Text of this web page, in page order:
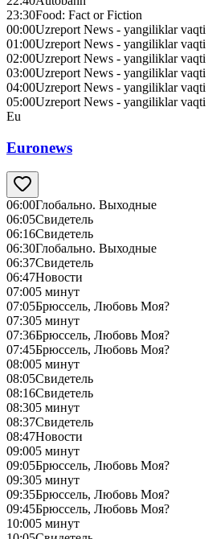
23:30Food: Fact or Fiction
00:00Uzreport News - yangiliklar vaqti
01:00Uzreport News - yangiliklar vaqti
02:00Uzreport News - yangiliklar vaqti
03:00Uzreport News - yangiliklar vaqti
04:00Uzreport News - yangiliklar vaqti
05:00Uzreport News - yangiliklar vaqti
Eu
Euronews
06:00Глобально. Выходные
06:05Свидетель
06:16Свидетель
06:30Глобально. Выходные
06:37Свидетель
06:47Новости
07:005 минут
07:05Брюссель, Любовь Моя?
07:305 минут
07:36Брюссель, Любовь Моя?
07:45Брюссель, Любовь Моя?
08:005 минут
08:05Свидетель
08:16Свидетель
08:305 минут
08:37Свидетель
08:47Новости
09:005 минут
09:05Брюссель, Любовь Моя?
09:305 минут
09:35Брюссель, Любовь Моя?
09:45Брюссель, Любовь Моя?
10:005 минут